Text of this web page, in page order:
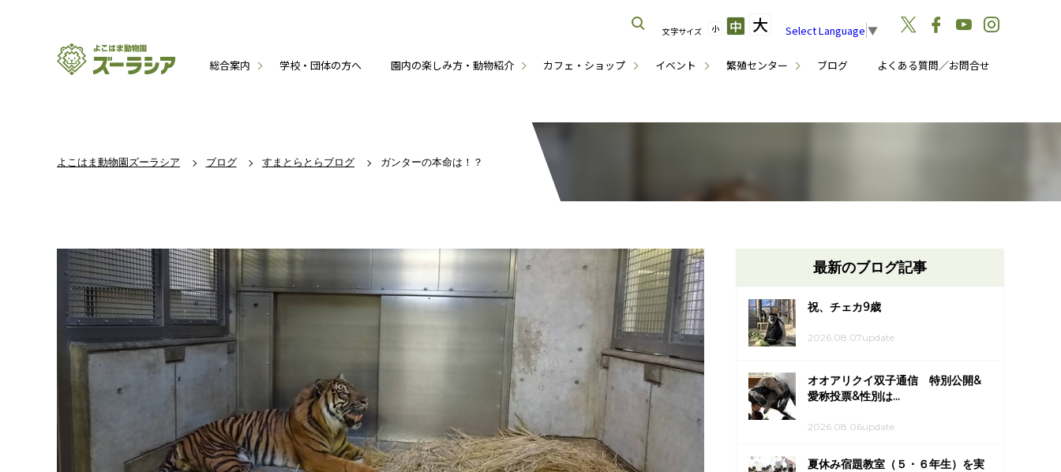
総合案内 学校・団体の方へ 園内の楽しみ方・動物紹介 カフェ・ショップ イベント 繁殖センター ブログ よくある質問／お問合せ
文字サイズ 小 中 大 Select Language ▼
よこはま動物園ズーラシア ブログ すまとらとらブログ ガンターの本命は！？
最新のブログ記事
祝、チェカ9歳
2026.08.07update
オオアリクイ双子通信 特別公開&
愛称投票&性別は...
2026.08.06update
夏休み宿題教室（５・６年生）を実